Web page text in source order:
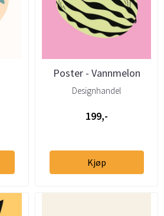
Poster - Vannmelon
Designhandel
199,-
Kjøp